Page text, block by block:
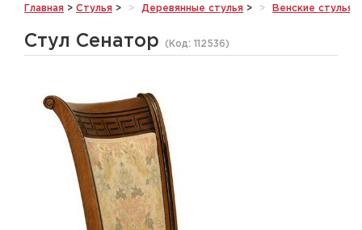
Главная > Стулья > Деревянные стулья > Венские стулья
Стул Сенатор (Код: 112536)